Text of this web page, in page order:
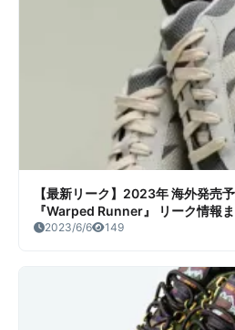
【最新リーク】2023年 海外発売
『Warped Runner』 リーク情報
2023/6/6 149